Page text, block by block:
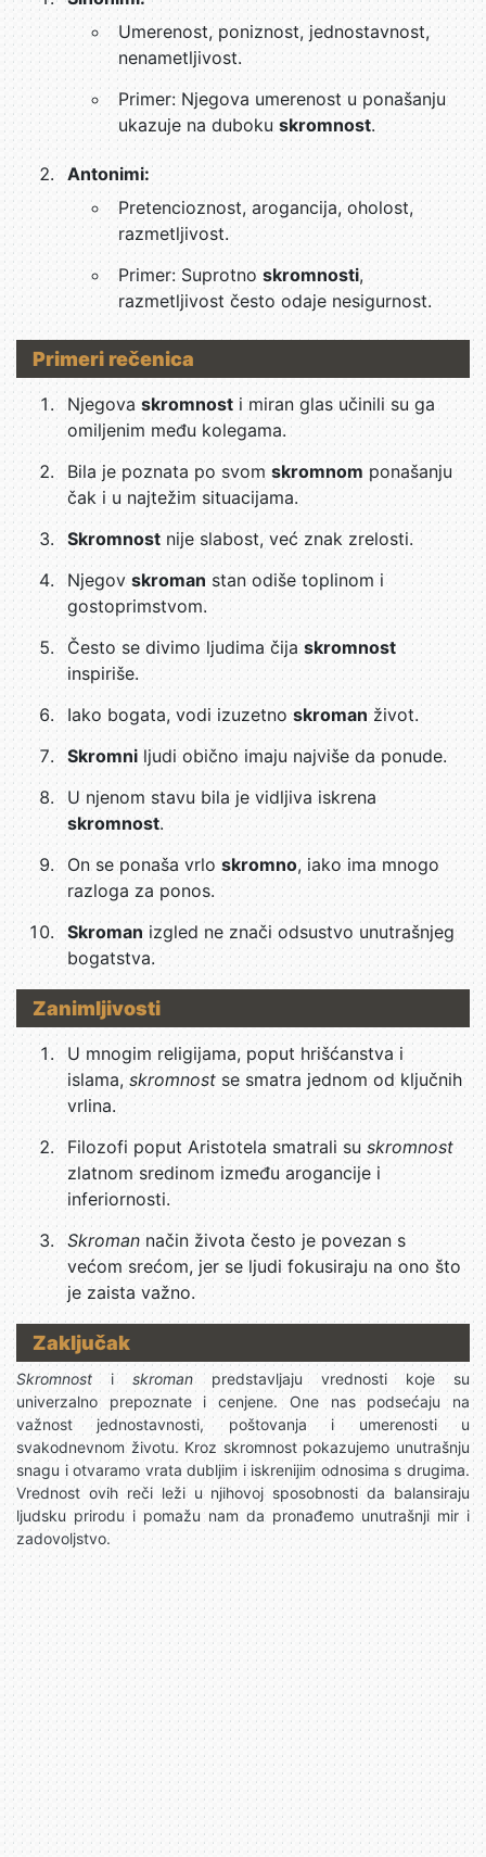
Umerenost, poniznost, jednostavnost,
nenametljivost.
Primer: Njegova umerenost u ponašanju
ukazuje na duboku skromnost.
Antonimi:
Pretencioznost, arogancija, oholost,
razmetljivost.
Primer: Suprotno skromnosti,
razmetljivost često odaje nesigurnost.
Primeri rečenica
Njegova skromnost i miran glas učinili su ga
omiljenim među kolegama.
Bila je poznata po svom skromnom ponašanju
čak i u najtežim situacijama.
Skromnostnije slabost, već znak zrelosti.
Njegov skroman stan odiše toplinom i
gostoprimstvom.
Često se divimo ljudima čijaskromnost
inspiriše.
Iako bogata, vodi izuzetnoskromanživot.
Skromni ljudi obično imaju najviše da ponude.
U njenom stavu bila je vidljiva iskrena
skromnost.
On se ponaša vrlo skromno, iako ima mnogo
razloga za ponos.
Skromanizgled ne znači odsustvo unutrašnjeg
bogatstva.
Zanimljivosti
U mnogim religijama, poput hrišćanstva i
islama,skromnost se smatra jednom od ključnih
vrlina.
Filozofi poput Aristotela smatrali su skromnost
zlatnom sredinom između arogancije i
inferiornosti.
Skromannačin života često je povezan s
većom srećom, jer se ljudi fokusiraju na ono što
je zaista važno.
Zaključak
Skromnost i skromanpredstavljaju vrednosti koje su
univerzalno prepoznate i cenjene. One nas podsećaju na
važnost jednostavnosti, poštovanja i umerenosti u
svakodnevnom životu. Kroz skromnost pokazujemo unutrašnju
snagu i otvaramo vrata dubljim i iskrenijim odnosima s drugima.
Vrednost ovih reči leži u njihovoj sposobnosti da balansiraju
ljudsku prirodu i pomažu nam da pronađemo unutrašnji mir i
zadovoljstvo.